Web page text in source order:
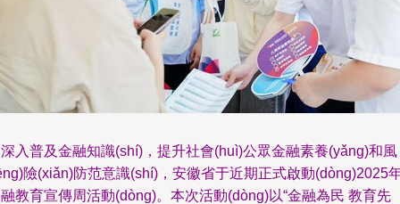
入普及金融知識(shí)，提升社會(huì)公眾金融素養(yǎng)和風
險(xiǎn)防范意識(shí)，安徽省于近期正式啟動(dòng)2025
教育宣傳周活動(dòng)。本次活動(dòng)以“金融為民 教育先